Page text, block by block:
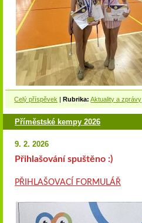
Celý příspěvek |Rubrika: Aktuality a zprávy
Příměstské kempy 2026
9. 2. 2026
Přihlašování spuštěno :)
PŘIHLAŠOVACÍ FORMULÁŘ